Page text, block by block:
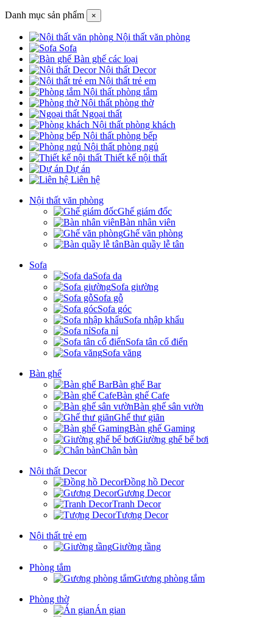
Danh mục sản phẩm ×
Nội thất văn phòng
Sofa
Bàn ghế các loại
Nội thất Decor
Nội thất trẻ em
Nội thất phòng tắm
Nội thất phòng thờ
Ngoại thất
Nội thất phòng khách
Nội thất phòng bếp
Nội thất phòng ngủ
Thiết kế nội thất
Dự án
Liên hệ
Nội thất văn phòng
Ghế giám đốc
Bàn nhân viên
Ghế văn phòng
Bàn quầy lễ tân
Sofa
Sofa da
Sofa giường
Sofa gỗ
Sofa góc
Sofa nhập khẩu
Sofa nỉ
Sofa tân cổ điển
Sofa văng
Bàn ghế
Bàn ghế Bar
Bàn ghế Cafe
Bàn ghế sân vườn
Ghế thư giãn
Bàn ghế Gaming
Giường ghế bể bơi
Chân bàn
Nội thất Decor
Đồng hồ Decor
Gương Decor
Tranh Decor
Tượng Decor
Nội thất trẻ em
Giường tầng
Phòng tắm
Gương phòng tắm
Phòng thờ
Án gian